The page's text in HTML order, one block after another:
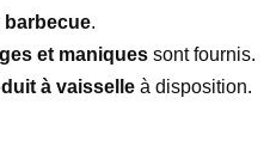
.
et maniques sont fournis.
à vaisselle à disposition.